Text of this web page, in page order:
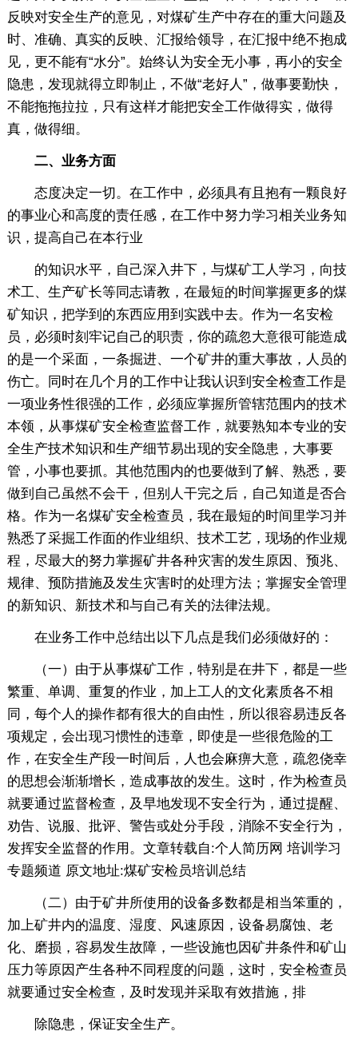
反映对安全生产的意见，对煤矿生产中存在的重大问题及
时、准确、真实的反映、汇报给领导，在汇报中绝不抱成
见，更不能有“水分”。始终认为安全无小事，再小的安全
隐患，发现就得立即制止，不做“老好人”，做事要勤快，
不能拖拖拉拉，只有这样才能把安全工作做得实，做得
真，做得细。
二、业务方面
态度决定一切。在工作中，必须具有且抱有一颗良好
的事业心和高度的责任感，在工作中努力学习相关业务知
识，提高自己在本行业
的知识水平，自己深入井下，与煤矿工人学习，向技
术工、生产矿长等同志请教，在最短的时间掌握更多的煤
矿知识，把学到的东西应用到实践中去。作为一名安检
员，必须时刻牢记自己的职责，你的疏忽大意很可能造成
的是一个采面，一条掘进、一个矿井的重大事故，人员的
伤亡。同时在几个月的工作中让我认识到安全检查工作是
一项业务性很强的工作，必须应掌握所管辖范围内的技术
本领，从事煤矿安全检查监督工作，就要熟知本专业的安
全生产技术知识和生产细节易出现的安全隐患，大事要
管，小事也要抓。其他范围内的也要做到了解、熟悉，要
做到自己虽然不会干，但别人干完之后，自己知道是否合
格。作为一名煤矿安全检查员，我在最短的时间里学习并
熟悉了采掘工作面的作业组织、技术工艺，现场的作业规
程，尽最大的努力掌握矿井各种灾害的发生原因、预兆、
规律、预防措施及发生灾害时的处理方法；掌握安全管理
的新知识、新技术和与自己有关的法律法规。
在业务工作中总结出以下几点是我们必须做好的：
（一）由于从事煤矿工作，特别是在井下，都是一些
繁重、单调、重复的作业，加上工人的文化素质各不相
同，每个人的操作都有很大的自由性，所以很容易违反各
项规定，会出现习惯性的违章，即使是一些很危险的工
作，在安全生产段一时间后，人也会麻痹大意，疏忽侥幸
的思想会渐渐增长，造成事故的发生。这时，作为检查员
就要通过监督检查，及早地发现不安全行为，通过提醒、
劝告、说服、批评、警告或处分手段，消除不安全行为，
发挥安全监督的作用。文章转载自:个人简历网 培训学习
专题频道 原文地址:煤矿安检员培训总结
（二）由于矿井所使用的设备多数都是相当笨重的，
加上矿井内的温度、湿度、风速原因，设备易腐蚀、老
化、磨损，容易发生故障，一些设施也因矿井条件和矿山
压力等原因产生各种不同程度的问题，这时，安全检查员
就要通过安全检查，及时发现并采取有效措施，排
除隐患，保证安全生产。